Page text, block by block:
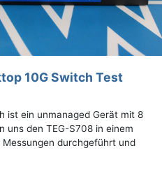
10G Switch Test
ist ein unmanaged Gerät mit 8
uns den TEG-S708 in einem
durchgeführt und